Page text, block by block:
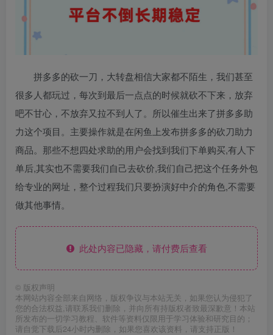
拼多多的砍一刀，大转盘相信大家都不陌生，我们甚至
很多人都玩过，每次到最后一点点的时候就砍不下来，放弃
吧不甘心，不放弃又拉不到人了。所以催生出来了拼多多助
力这个项目。主要操作就是在闲鱼上发布拼多多的砍刀助力
商品。那些不想四处求助的用户会找到我们下单购买,有人下
单后,其实也不需要我们自己去砍价,我们自己把这个任务外包
给专业的网址，整个过程我们只要扮演好中介的角色,不需要
做其他事情。
此处内容已隐藏，请付费后查看
© 版权声明
本网站内容全部来自网络，版权争议与本站无关，如果您认为侵犯了
您的合法权益,请联系我们删除，并向所有持版权者致最深歉意！本站
所发布的一切学习教程、软件等资料仅限用于学习体验和研究目的；
请自觉下载后24小时内删除，如果您喜欢该资料，请支持正版！